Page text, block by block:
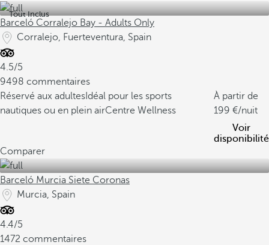
Tout Inclus
Barceló Corralejo Bay - Adults Only
Corralejo, Fuerteventura, Spain
4.5/5
9498 commentaires
Réservé aux adultes Idéal pour les sports
nautiques ou en plein airCentre Wellness
À partir de
199
/nuit
Voir
disponibilité
Comparer
Barceló Murcia Siete Coronas
Murcia, Spain
4.4/5
1472 commentaires